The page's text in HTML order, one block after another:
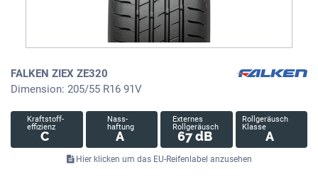
FALKEN ZIEX ZE320
Dimension: 205/55 R16 91V
Kraftstoff-
effizienz
C
Nass-
haftung
A
Externes
Rollgeräusch
67 dB
Rollgeräusch
Klasse
A
Hier klicken um das EU-Reifenlabel anzusehen